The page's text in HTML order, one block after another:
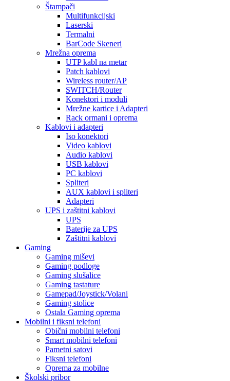
Štampači
Multifunkcijski
Laserski
Termalni
BarCode Skeneri
Mrežna oprema
UTP kabl na metar
Patch kablovi
Wireless router/AP
SWITCH/Router
Konektori i moduli
Mrežne kartice i Adapteri
Rack ormani i oprema
Kablovi i adapteri
Iso konektori
Video kablovi
Audio kablovi
USB kablovi
PC kablovi
Spliteri
AUX kablovi i spliteri
Adapteri
UPS i zaštitni kablovi
UPS
Baterije za UPS
Zaštitni kablovi
Gaming
Gaming miševi
Gaming podloge
Gaming slušalice
Gaming tastature
Gamepad/Joystick/Volani
Gaming stolice
Ostala Gaming oprema
Mobilni i fiksni telefoni
Obični mobilni telefoni
Smart mobilni telefoni
Pametni satovi
Fiksni telefoni
Oprema za mobilne
Školski pribor